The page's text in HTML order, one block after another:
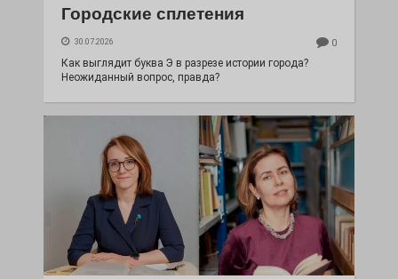
Городские сплетения
30.07.2026 0
Как выглядит буква Э в разрезе истории города?
Неожиданный вопрос, правда?